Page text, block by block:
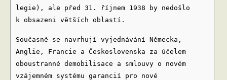
legie), ale před 31. říjnem 1938 by nedošlo
k obsazeni větších oblastí.
Současně se navrhují vyjednávání Německa,
Anglie, Francie a Československa za účelem
oboustranné demobilisace a smlouvy o novém
vzájemném systému garancií pro nové